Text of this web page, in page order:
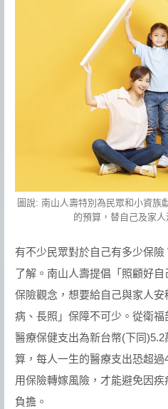
圖說: 南山人壽特別為民眾和小資族
的預算，替自己及家人
有不少民眾對於自己有多少保
了解。南山人壽提倡「照顧好
保險觀念，想要給自己與家人
病、長照」保障不可少。從衛
醫療保健支出為新台幣(下同
算，每人一生的醫療支出恐超
用保險轉嫁風險，才能避免因
負擔。